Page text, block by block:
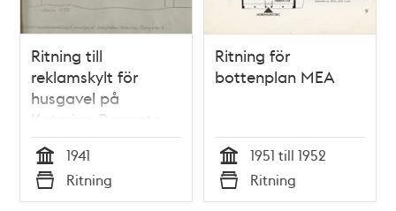
Ritning till
reklamskylt för
husgavel på
Katarina Bangata
Tid
1941
Typ
Ritning
Ritning för
bottenplan MEA
Tid
1951 till 1952
Typ
Ritning